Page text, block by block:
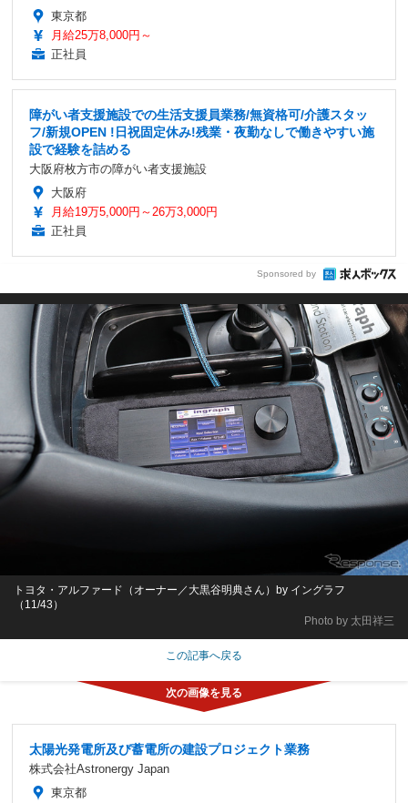
東京都
月給25万8,000円～
正社員
障がい者支援施設での生活支援員業務/無資格可/介護スタッ
フ/新規OPEN !日祝固定休み!残業・夜勤なしで働きやすい施
設で経験を詰める
大阪府枚方市の障がい者支援施設
大阪府
月給19万5,000円～26万3,000円
正社員
Sponsored by
Photo by 太田祥三
トヨタ・アルファード（オーナー／大黒谷明典さん）by イングラフ
（11/43）
この記事へ戻る
太陽光発電所及び蓄電所の建設プロジェクト業務
株式会社Astronergy Japan
東京都